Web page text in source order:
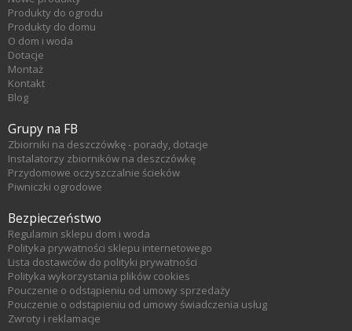
Produkty do ogrodu
Produkty do domu
O dom i woda
Dotacje
Montaż
Kontakt
Blog
Grupy na FB
Zbiorniki na deszczówkę - porady, dotacje
Instalatorzy zbiorników na deszczówkę
Przydomowe oczyszczalnie ścieków
Piwniczki ogrodowe
Bezpieczeństwo
Regulamin sklepu dom i woda
Polityka prywatności sklepu internetowego
Lista dostawców do polityki prywatności
Polityka wykorzystania plików cookies
Pouczenie o odstąpieniu od umowy sprzedaży
Pouczenie o odstąpieniu od umowy świadczenia usług
Zwroty i reklamacje